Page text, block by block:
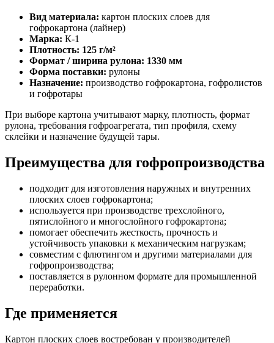
Вид материала: картон плоских слоев для
гофрокартона (лайнер)
Марка: К-1
Плотность: 125 г/м²
Формат / ширина рулона: 1330 мм
Форма поставки: рулоны
Назначение: производство гофрокартона, гофролистов
и гофротары
При выборе картона учитывают марку, плотность, формат
рулона, требования гофроагрегата, тип профиля, схему
склейки и назначение будущей тары.
Преимущества для гофропроизводства
подходит для изготовления наружных и внутренних
плоских слоев гофрокартона;
используется при производстве трехслойного,
пятислойного и многослойного гофрокартона;
помогает обеспечить жесткость, прочность и
устойчивость упаковки к механическим нагрузкам;
совместим с флютингом и другими материалами для
гофропроизводства;
поставляется в рулонном формате для промышленной
переработки.
Где применяется
Картон плоских слоев востребован у производителей